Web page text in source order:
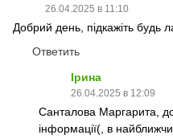
26.04.2025 в 11:10
Добрий день, підкажіть будь
Ответить
Ірина
26.04.2025 в 12:09
Санталова Маргарита,
інформації(, в